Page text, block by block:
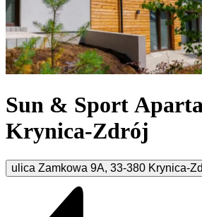
Sun & Sport
Krynica-Zdrój
ulica Zamkowa 9A, 33-380 Krynica-